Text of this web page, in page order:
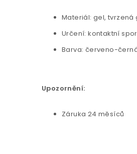
Materiál: gel, tvrzená
Určení: kontaktní
Barva: červeno-
Upozornění:
Záruka 24 měsíců